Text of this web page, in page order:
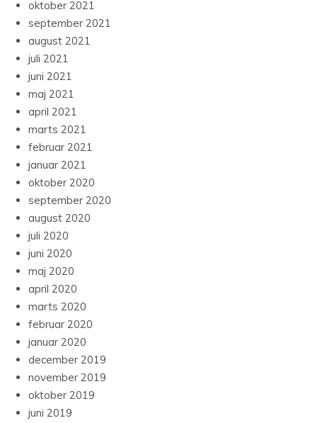
oktober 2021
september 2021
august 2021
juli 2021
juni 2021
maj 2021
april 2021
marts 2021
februar 2021
januar 2021
oktober 2020
september 2020
august 2020
juli 2020
juni 2020
maj 2020
april 2020
marts 2020
februar 2020
januar 2020
december 2019
november 2019
oktober 2019
juni 2019